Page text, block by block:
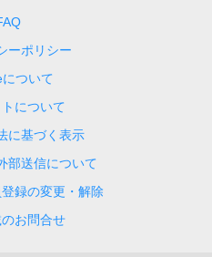
ーポリシー
ついて
について
に基づく表示
部送信について
録の変更・解除
お問合せ